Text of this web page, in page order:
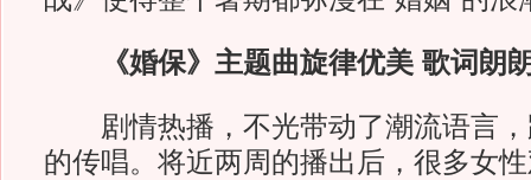
《婚保》主题曲旋律优美 歌词朗
剧情热播，不光带动了潮流语言，
的传唱。将近两周的播出后，很多女